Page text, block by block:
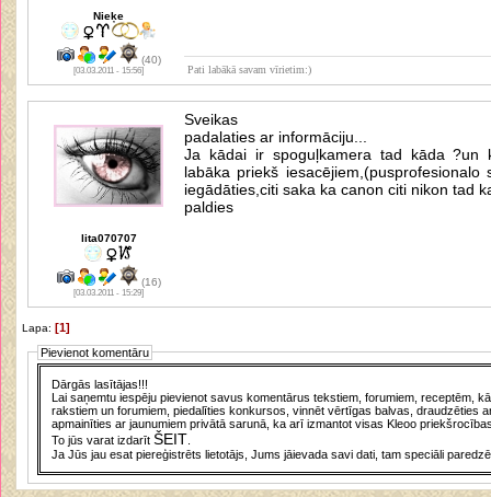
Nieķe
(40)
[03.03.2011 - 15:56] Pati labākā savam vīrietim:)
lita070707
(16)
[03.03.2011 - 15:29]
Sveikas
padalaties ar informāciju...
Ja kādai ir spoguļkamera tad kāda ?un
labāka priekš iesacējiem,(pusprofesionalo
iegādāties,citi saka ka canon citi nikon tad
paldies
Lapa: [1]
Pievienot komentāru
Dārgās lasītājas!!!
Lai saņemtu iespēju pievienot savus komentārus tekstiem, forumiem, receptēm,
rakstiem un forumiem, piedalīties konkursos, vinnēt vērtīgas balvas, draudzēties
apmainīties ar jaunumiem privātā sarunā, ka arī izmantot visas Kleoo
To jūs varat izdarītŠEIT
Ja Jūs jau esat piereģistrēts lietotājs, Jums jāievada savi dati, tam speciāli